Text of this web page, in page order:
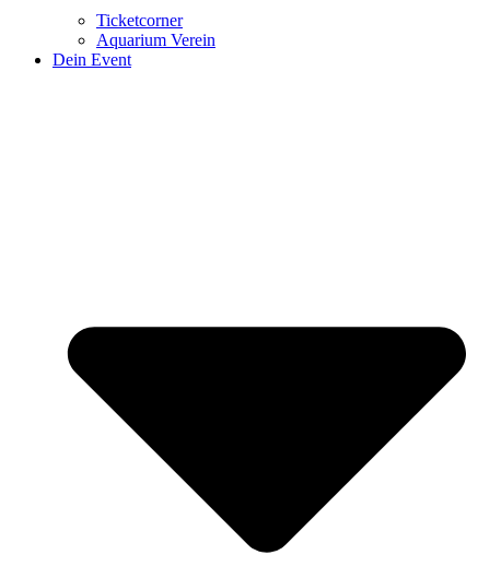
Ticketcorner
Aquarium Verein
Dein Event